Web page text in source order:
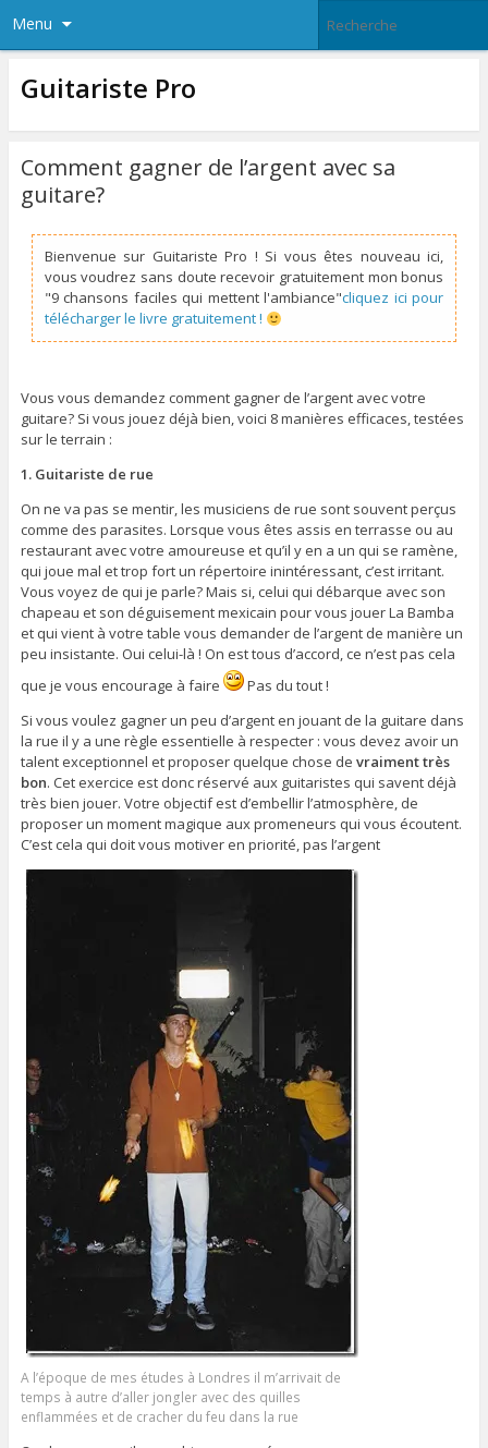
Menu
Guitariste Pro
Comment gagner de l’argent avec sa
guitare?
Bienvenue sur Guitariste Pro ! Si vous êtes nouveau ici,
vous voudrez sans doute recevoir gratuitement mon bonus
"9 chansons faciles qui mettent l'ambiance"cliquez ici pour
télécharger le livre gratuitement !
Vous vous demandez comment gagner de l’argent avec votre
guitare? Si vous jouez déjà bien, voici 8 manières efficaces, testées
sur le terrain :
1. Guitariste de rue
On ne va pas se mentir, les musiciens de rue sont souvent perçus
comme des parasites. Lorsque vous êtes assis en terrasse ou au
restaurant avec votre amoureuse et qu’il y en a un qui se ramène,
qui joue mal et trop fort un répertoire inintéressant, c’est irritant.
Vous voyez de qui je parle? Mais si, celui qui débarque avec son
chapeau et son déguisement mexicain pour vous jouer La Bamba
et qui vient à votre table vous demander de l’argent de manière un
peu insistante. Oui celui-là ! On est tous d’accord, ce n’est pas cela
que je vous encourage à faire
Pas du tout !
Si vous voulez gagner un peu d’argent en jouant de la guitare dans
la rue il y a une règle essentielle à respecter : vous devez avoir un
talent exceptionnel et proposer quelque chose de vraiment très
bon. Cet exercice est donc réservé aux guitaristes qui savent déjà
très bien jouer. Votre objectif est d’embellir l’atmosphère, de
proposer un moment magique aux promeneurs qui vous écoutent.
C’est cela qui doit vous motiver en priorité, pas l’argent
A l’époque de mes études à Londres il m’arrivait de
temps à autre d’aller jongler avec des quilles
enflammées et de cracher du feu dans la rue